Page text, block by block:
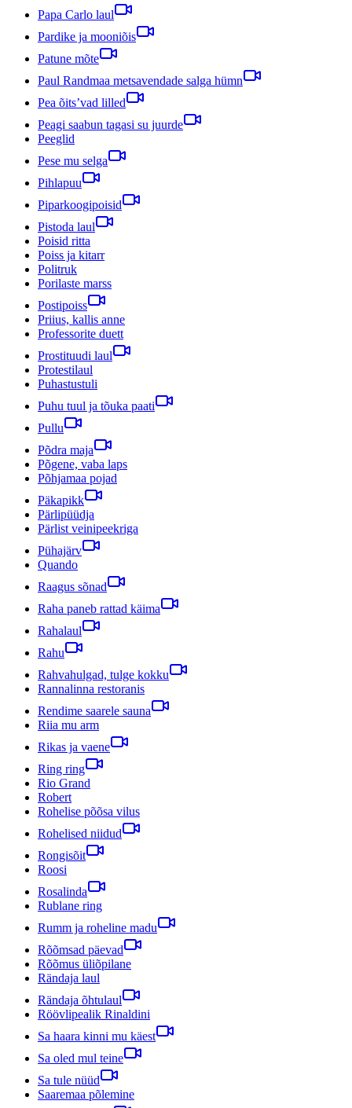
Papa Carlo laul
Pardike ja mooniõis
Patune mõte
Paul Randmaa metsavendade salga hümn
Pea õits’vad lilled
Peagi saabun tagasi su juurde
Peeglid
Pese mu selga
Pihlapuu
Piparkoogipoisid
Pistoda laul
Poisid ritta
Poiss ja kitarr
Politruk
Porilaste marss
Postipoiss
Priius, kallis anne
Professorite duett
Prostituudi laul
Protestilaul
Puhastustuli
Puhu tuul ja tõuka paati
Pullu
Põdra maja
Põgene, vaba laps
Põhjamaa pojad
Päkapikk
Pärlipüüdja
Pärlist veinipeekriga
Pühajärv
Quando
Raagus sõnad
Raha paneb rattad käima
Rahalaul
Rahu
Rahvahulgad, tulge kokku
Rannalinna restoranis
Rendime saarele sauna
Riia mu arm
Rikas ja vaene
Ring ring
Rio Grand
Robert
Rohelise põõsa vilus
Rohelised niidud
Rongisõit
Roosi
Rosalinda
Rublane ring
Rumm ja roheline madu
Rõõmsad päevad
Rõõmus üliõpilane
Rändaja laul
Rändaja õhtulaul
Röövlipealik Rinaldini
Sa haara kinni mu käest
Sa oled mul teine
Sa tule nüüd
Saaremaa põlemine